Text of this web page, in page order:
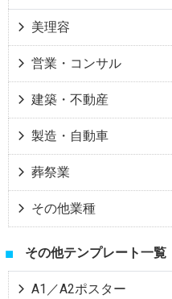
美理容
営業・コンサル
建築・不動産
製造・自動車
葬祭業
その他業種
その他テンプレート一覧
A1／A2ポスター